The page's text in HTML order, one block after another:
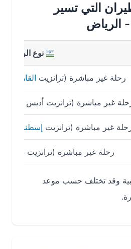
التي تسير
نوع الرحلة
غير مباشرة (ترانزيتالقاهرة)
مباشرة (ترانزيت أديس أبابا)
مباشرة (ترانزيتإسطنبول)
رحلة غير مباشرة (ترانزيتدبي)
تختلف حسب موعد